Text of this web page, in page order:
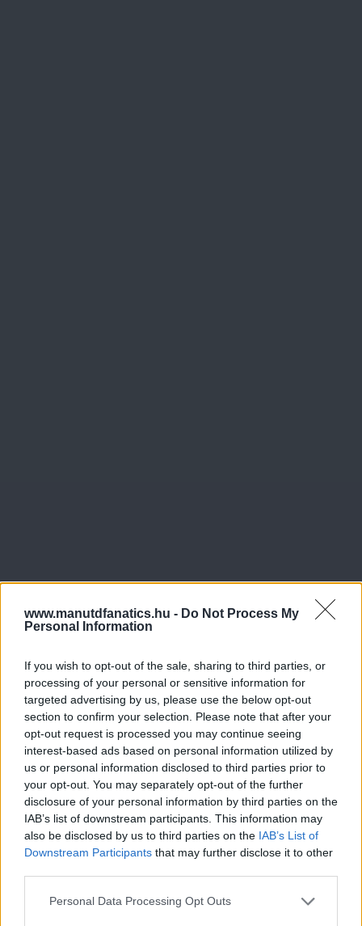
www.manutdfanatics.hu - Do Not Process My
Personal Information
If you wish to opt-out of the sale, sharing to third parties, or
processing of your personal or sensitive information for
targeted advertising by us, please use the below opt-out
section to confirm your selection. Please note that after your
opt-out request is processed you may continue seeing
interest-based ads based on personal information utilized by
us or personal information disclosed to third parties prior to
your opt-out. You may separately opt-out of the further
disclosure of your personal information by third parties on the
IAB’s list of downstream participants. This information may
also be disclosed by us to third parties on the IAB’s List of
Downstream Participants that may further disclose it to other
Please note that this website/app uses one or more Google
Personal Data Processing Opt Outs